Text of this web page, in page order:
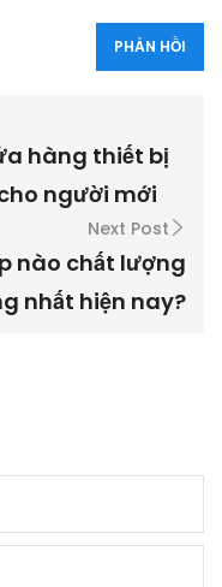
hàng thiết bị
người mới
Next Post
nào chất lượng
nhất hiện nay?